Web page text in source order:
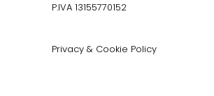
P.IVA 13155770152
Privacy & Cookie Policy